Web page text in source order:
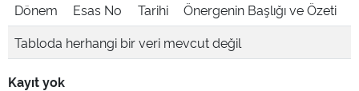
Dönem
Esas No
Tarihi
Önergenin Başlığı ve Özeti
Tabloda herhangi bir veri mevcut değil
Kayıt yok